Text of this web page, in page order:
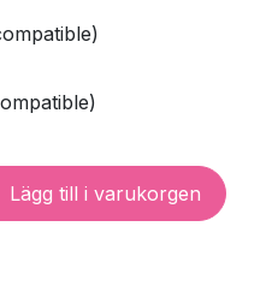
Lägg till i varukorgen